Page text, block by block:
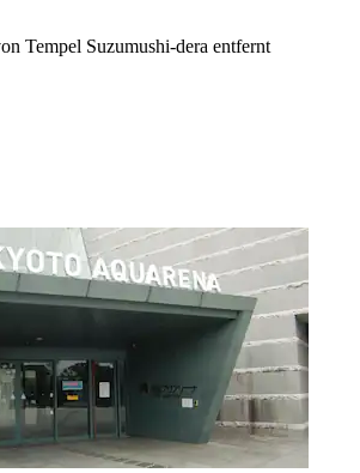
Tempel Suzumushi-dera entfernt